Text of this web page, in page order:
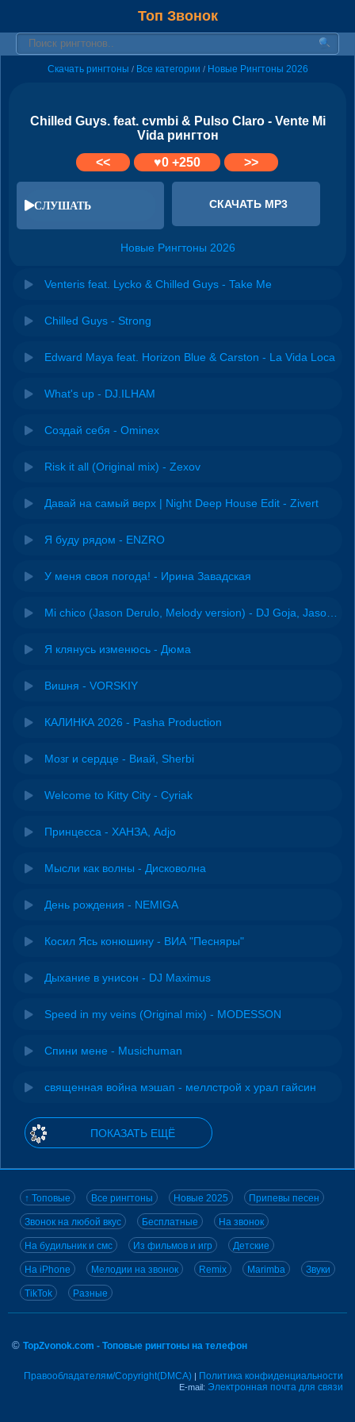
Топ Звонок
Скачать рингтоны / Все категории / Новые Рингтоны 2026
Chilled Guys. feat. cvmbi & Pulso Claro - Vente Mi
Vida рингтон
<<
♥0+250 >>
СЛУШАТЬ СКАЧАТЬ MP3
Новые Рингтоны 2026
Venteris feat. Lycko & Chilled Guys - Take Me
Chilled Guys - Strong
Edward Maya feat. Horizon Blue & Carston - La Vida Loca
What's up - DJ.ILHAM
Создай себя - Ominex
Risk it all (Original mix) - Zexov
Давай на самый верх | Night Deep House Edit - Zivert
Я буду рядом - ENZRO
У меня своя погода! - Ирина Завадская
Я клянусь изменюсь - Дюма
Вишня - VORSKIY
КАЛИНКА 2026 - Pasha Production
Мозг и сердце - Виай, Sherbi
Welcome to Kitty City - Cyriak
Принцесса - ХАНЗА, Adjo
Мысли как волны - Дисковолна
День рождения - NEMIGA
Косил Ясь конюшину - ВИА "Песняры"
Дыхание в унисон - DJ Maximus
Speed in my veins (Original mix) - MODESSON
Спини мене - Musichuman
священная война мэшап - меллстрой х урал гайсин
ПОКАЗАТЬ ЕЩЁ
↑ Топовые Все рингтоны Новые 2025 Припевы песен
Звонок на любой вкус Бесплатные На звонок
На будильник и смс Из фильмов и игр Детские
На iPhone Мелодии на звонок Remix Marimba Звуки
TikTok Разные
© TopZvonok.com - Топовые рингтоны на телефон
Правообладателям/Copyright(DMCA) | Политика конфиденциальности
E-mail: Электронная почта для связи